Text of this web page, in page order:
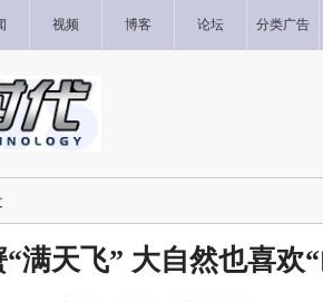
视频 博客 论坛 分类广告
满天飞” 大自然也喜欢